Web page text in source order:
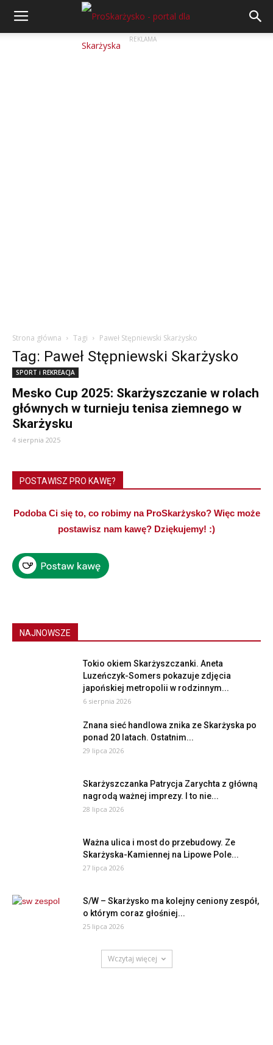
REKLAMA
Strona główna Tagi Paweł Stępniewski Skarżysko
Tag: Paweł Stępniewski Skarżysko
SPORT i REKREACJA
Mesko Cup 2025: Skarżyszczanie w rolach
głównych w turnieju tenisa ziemnego w
Skarżysku
4 sierpnia 2025
POSTAWISZ PRO KAWĘ?
Podoba Ci się to, co robimy na ProSkarżysko? Więc może
postawisz nam kawę? Dziękujemy! :)
NAJNOWSZE
Tokio okiem Skarżyszczanki. Aneta
Luzeńczyk-Somers pokazuje zdjęcia
japońskiej metropolii w rodzinnym...
6 sierpnia 2026
Znana sieć handlowa znika ze Skarżyska po
ponad 20 latach. Ostatnim...
29 lipca 2026
Skarżyszczanka Patrycja Zarychta z główną
nagrodą ważnej imprezy. I to nie...
28 lipca 2026
Ważna ulica i most do przebudowy. Ze
Skarżyska-Kamiennej na Lipowe Pole...
27 lipca 2026
S/W – Skarżysko ma kolejny ceniony zespół,
o którym coraz głośniej...
25 lipca 2026
Wczytaj więcej